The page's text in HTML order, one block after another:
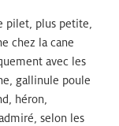
pilet, plus petite,
chez la cane
avec les
gallinule poule
héron,
selon les